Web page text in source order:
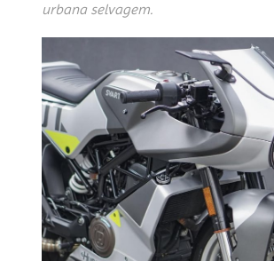
urbana selvagem.